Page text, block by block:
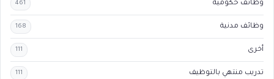
وظائف حكومية 461
وظائف مدنية 168
أخرى 111
تدريب منتهي بالتوظيف 111